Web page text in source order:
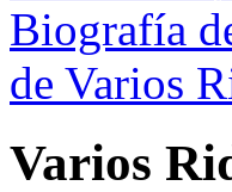
Biografía
de Varios
Varios